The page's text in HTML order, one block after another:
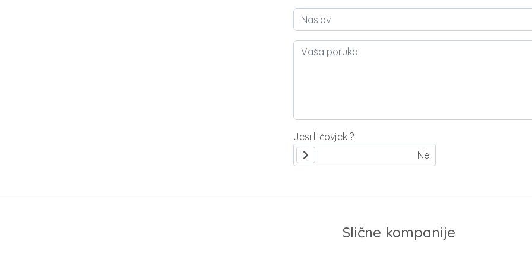
Jesi li čovjek ?
Slične kompanije